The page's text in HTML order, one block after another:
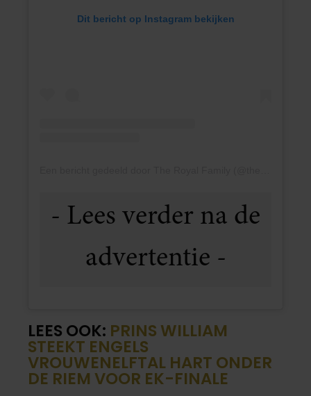
Dit bericht op Instagram bekijken
LEES OOK: PRINS WILLIAM
STEEKT ENGELS
VROUWENELFTAL HART ONDER
DE RIEM VOOR EK-FINALE